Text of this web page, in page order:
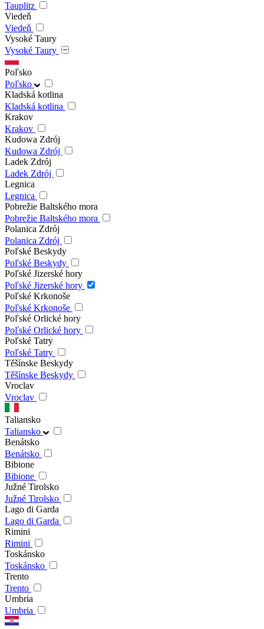
Tauplitz
Viedeň
Viedeň
Vysoké Taury
Vysoké Taury
Poľsko
Poľsko
Kladská kotlina
Kladská kotlina
Krakov
Krakov
Kudowa Zdrój
Kudowa Zdrój
Ladek Zdrój
Ladek Zdrój
Legnica
Legnica
Pobrežie Baltského mora
Pobrežie Baltského mora
Polanica Zdrój
Polanica Zdrój
Poľské Beskydy
Poľské Beskydy
Poľské Jizerské hory
Poľské Jizerské hory
Poľské Krkonoše
Poľské Krkonoše
Poľské Orlické hory
Poľské Orlické hory
Poľské Tatry
Poľské Tatry
Těšínske Beskydy
Těšínske Beskydy
Vroclav
Vroclav
Taliansko
Taliansko
Benátsko
Benátsko
Bibione
Bibione
Južné Tirolsko
Južné Tirolsko
Lago di Garda
Lago di Garda
Rimini
Rimini
Toskánsko
Toskánsko
Trento
Trento
Umbria
Umbria